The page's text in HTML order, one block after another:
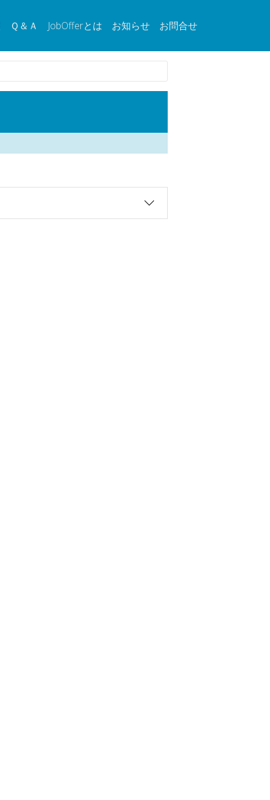
Ｑ＆Ａ JobOfferとは お知らせ お問合せ